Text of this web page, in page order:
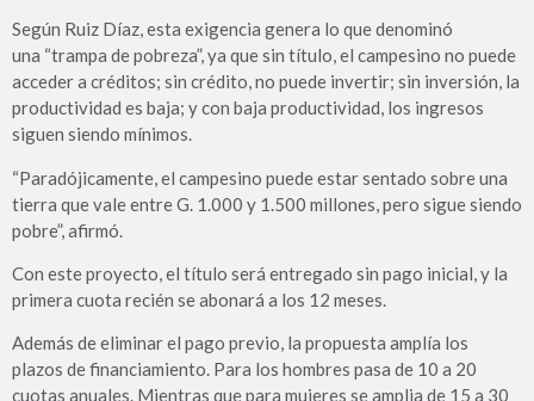
Según Ruiz Díaz, esta exigencia genera lo que denominó
una “trampa de pobreza”, ya que sin título, el campesino no puede
acceder a créditos; sin crédito, no puede invertir; sin inversión, la
productividad es baja; y con baja productividad, los ingresos
siguen siendo mínimos.
“Paradójicamente, el campesino puede estar sentado sobre una
tierra que vale entre G. 1.000 y 1.500 millones, pero sigue siendo
pobre”, afirmó.
Con este proyecto, el título será entregado sin pago inicial, y la
primera cuota recién se abonará a los 12 meses.
Además de eliminar el pago previo, la propuesta amplía los
plazos de financiamiento. Para los hombres pasa de 10 a 20
cuotas anuales. Mientras que para mujeres se amplia de 15 a 30